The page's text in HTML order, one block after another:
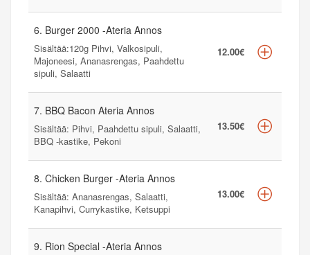
6. Burger 2000 -Ateria Annos
Sisältää:120g Pihvi, Valkosipuli,
Majoneesi, Ananasrengas, Paahdettu
sipuli, Salaatti
12.00€
7. BBQ Bacon Ateria Annos
Sisältää: Pihvi, Paahdettu sipuli, Salaatti,
BBQ -kastike, Pekoni
13.50€
8. Chicken Burger -Ateria Annos
Sisältää: Ananasrengas, Salaatti,
Kanapihvi, Currykastike, Ketsuppi
13.00€
9. Rion Special -Ateria Annos